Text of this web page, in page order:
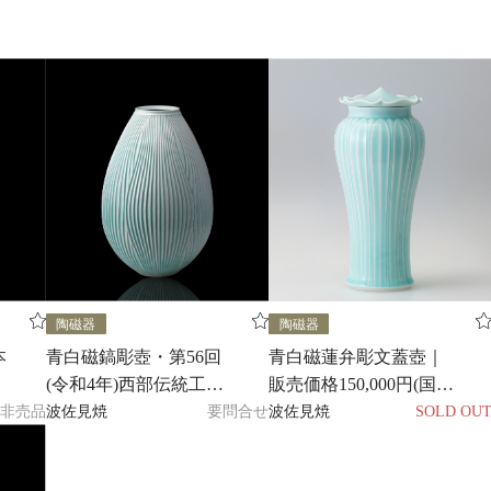
非売品
陶磁器
青白磁鎬彫壺・第56回
(令和4年)西部伝統工芸
展入選作品｜販売価格
波佐見焼 要問合せ
陶磁器
青白磁蓮弁彫文蓋壺｜
販売価格150,000円(国内
送料無料)
波佐見焼 SOLD OUT